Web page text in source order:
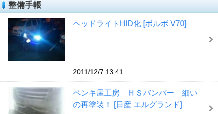
整備手帳
ヘッドライトHID化 [ボルボ V70]
2011/12/7 13:41
ペンキ屋工房 ＨＳバンパー 細い
の再塗装！ [日産 エルグランド]